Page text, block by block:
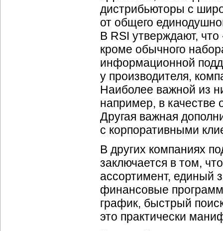
дистрибьюторы с
от общего
В RSI утверждают,
кроме обычного
информационной
у производителя,
Наиболее важной из
например, в качестве
Другая важная
с корпоративными
В других компаниях
заключается в том,
ассортимент, единый
финансовые
график, быстрый
это практически